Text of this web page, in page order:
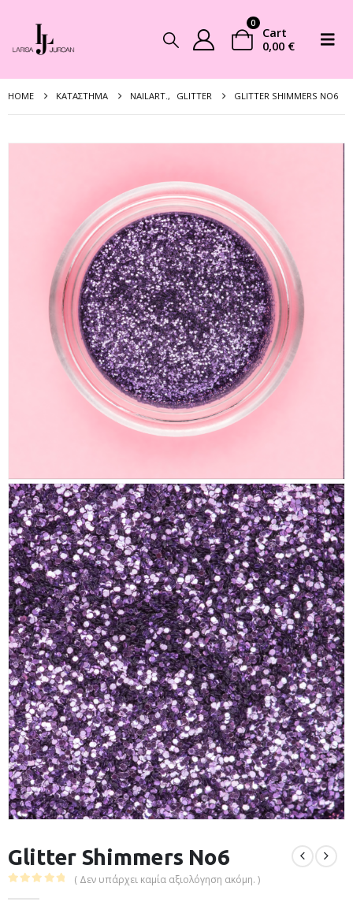
0
Cart
0,00 €
HOME ΚΑΤΆΣΤΗΜΑ NAILART., GLITTER GLITTER SHIMMERS NO6
Glitter Shimmers No6
( Δεν υπάρχει καμία αξιολόγηση ακόμη. )